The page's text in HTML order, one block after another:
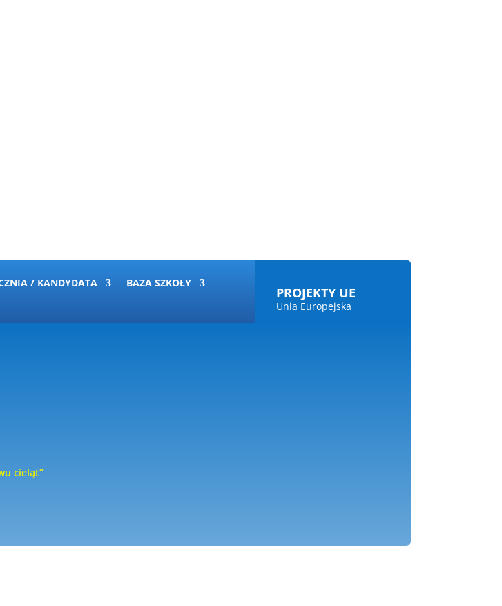
/ KANDYDATA
BAZA SZKOŁY
PROJEKTY UE
Unia Europejska
cieląt”